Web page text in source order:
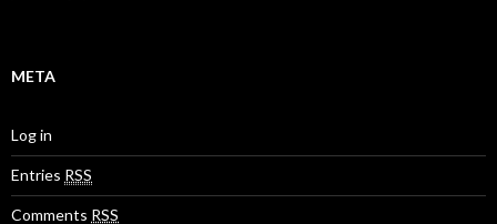
META
Log in
Entries RSS
Comments RSS